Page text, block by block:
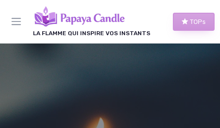
LA FLAMME QUI INSPIRE VOS INSTANTS
TOPs
Panneau de gestion des cookies